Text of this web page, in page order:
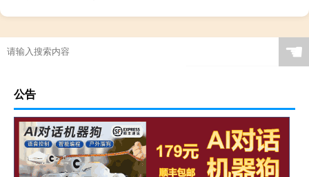
劫杀富人攻略
☚
公告